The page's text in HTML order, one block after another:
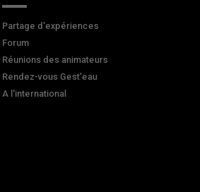
Partage d'expériences
Forum
Réunions des animateurs
Rendez-vous Gest'eau
A l'international